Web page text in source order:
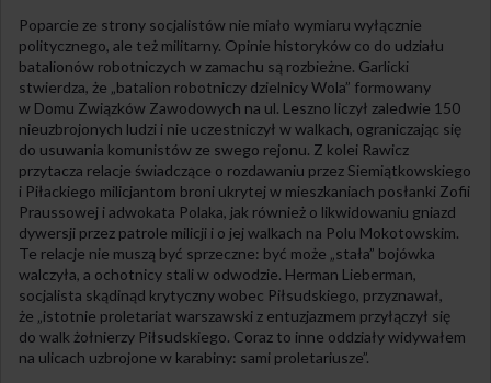
Poparcie ze strony socjalistów nie miało wymiaru wyłącznie
politycznego, ale też militarny. Opinie historyków co do udziału
batalionów robotniczych w zamachu są rozbieżne. Garlicki
stwierdza, że „batalion robotniczy dzielnicy Wola” formowany
w Domu Związków Zawodowych na ul. Leszno liczył zaledwie 150
nieuzbrojonych ludzi i nie uczestniczył w walkach, ograniczając się
do usuwania komunistów ze swego rejonu. Z kolei Rawicz
przytacza relacje świadczące o rozdawaniu przez Siemiątkowskiego
i Piłackiego milicjantom broni ukrytej w mieszkaniach posłanki Zofii
Praussowej i adwokata Polaka, jak również o likwidowaniu gniazd
dywersji przez patrole milicji i o jej walkach na Polu Mokotowskim.
Te relacje nie muszą być sprzeczne: być może „stała” bojówka
walczyła, a ochotnicy stali w odwodzie. Herman Lieberman,
socjalista skądinąd krytyczny wobec Piłsudskiego, przyznawał,
że „istotnie proletariat warszawski z entuzjazmem przyłączył się
do walk żołnierzy Piłsudskiego. Coraz to inne oddziały widywałem
na ulicach uzbrojone w karabiny: sami proletariusze”.